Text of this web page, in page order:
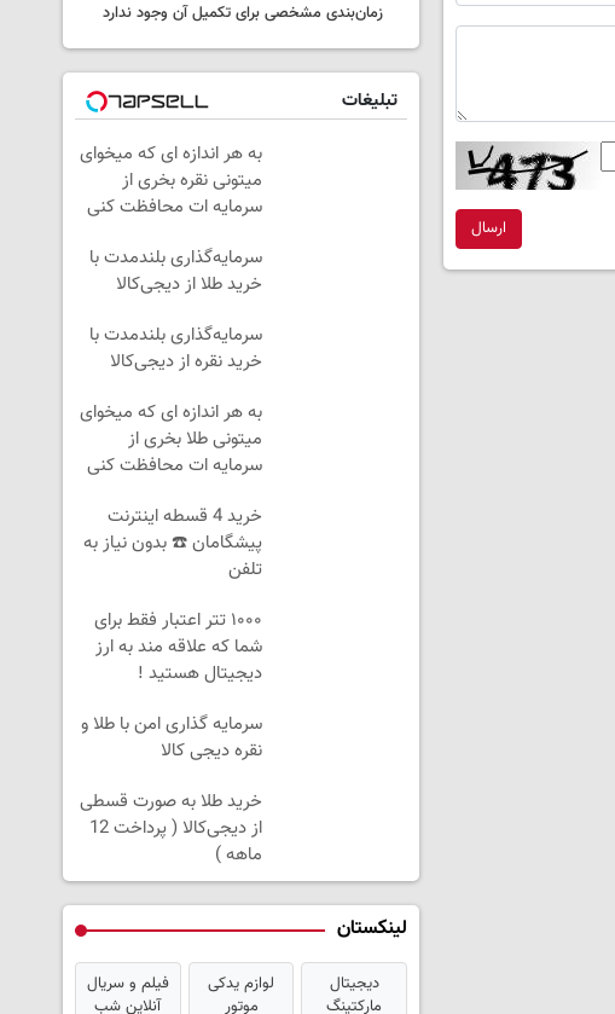
ارسال
زمان‌بندی مشخصی برای تکمیل آن وجود ندارد
تبلیغات
به هر اندازه ای که میخوای
میتونی نقره بخری از
سرمایه ات محافظت کنی
سرمایه‌گذاری بلندمدت با
خرید طلا از دیجی‌کالا
سرمایه‌گذاری بلندمدت با
خرید نقره از دیجی‌کالا
به هر اندازه ای که میخوای
میتونی طلا بخری از
سرمایه ات محافظت کنی
خرید 4 قسطه اینترنت
پیشگامان ☎️ بدون نیاز به
تلفن
۱۰۰۰ تتر اعتبار فقط برای
شما که علاقه مند به ارز
دیجیتال هستید !
سرمایه گذاری امن با طلا و
نقره دیجی کالا
خرید طلا به صورت قسطی
از دیجی‌کالا ( پرداخت 12
ماهه )
لینکستان
دیجیتال
مارکتینگ
لوازم یدکی
موتور
فیلم و سریال
آنلاین شب